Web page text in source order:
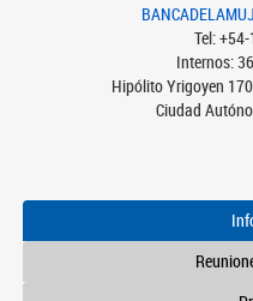
Tel:
Internos:
Hipólito Yrigoyen
Ciudad